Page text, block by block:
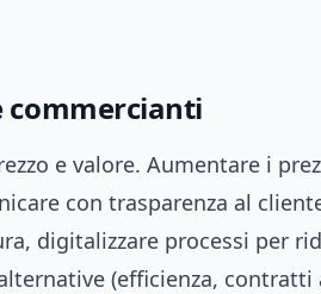
commercianti
e valore. Aumentare i
con trasparenza al
digitalizzare processi per
(efficienza, contratti